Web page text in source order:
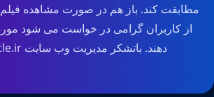
مطابقت کند. باز هم در صورت مشاهده فیلم
از کاربران گرامی در خواست می شود
دهند. باتشکر مدیریت وب سایت bestsubtitle.ir